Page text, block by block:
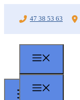
47 38 53 63